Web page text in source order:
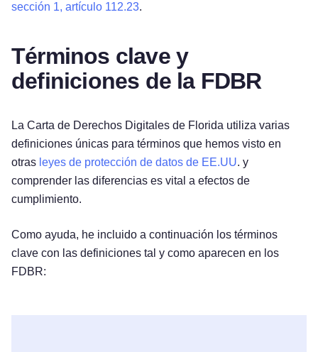
sección 1, artículo 112.23.
Términos clave y
definiciones de la FDBR
La Carta de Derechos Digitales de Florida utiliza varias
definiciones únicas para términos que hemos visto en
otras leyes de protección de datos de EE.UU. y
comprender las diferencias es vital a efectos de
cumplimiento.
Como ayuda, he incluido a continuación los términos
clave con las definiciones tal y como aparecen en los
FDBR: